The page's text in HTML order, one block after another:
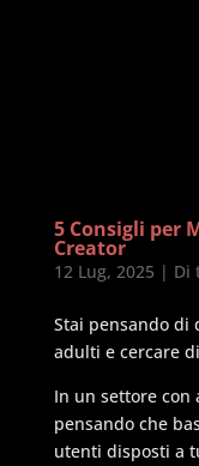
5 Consigli per
Creator
12 Lug, 2025 | Di
Stai pensando di
adulti e cercare
In un settore con
pensando che
utenti disposti a